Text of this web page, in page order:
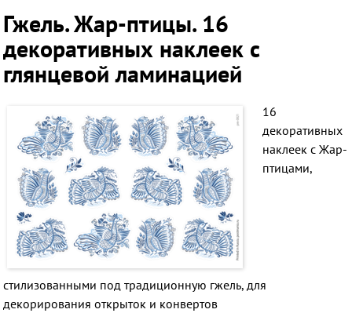
Гжель. Жар-птицы. 16
декоративных наклеек с
глянцевой ламинацией
16
декоративных
наклеек с Жар-
птицами,
стилизованными под традиционную гжель, для
декорирования открыток и конвертов